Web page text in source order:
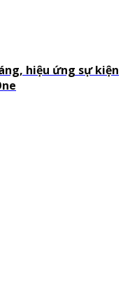
hiệu ứng sự kiện